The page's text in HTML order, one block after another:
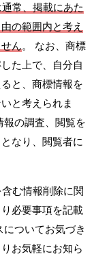
常、掲載にあた
の範囲内と考え
ん。 なお、商標
た上で、自分自
と、商標情報を
と考えられま
の調査、閲覧を
なり、閲覧者に
む情報削除に関
り必要事項を記載
ついてお気づき
りお気軽にお知ら